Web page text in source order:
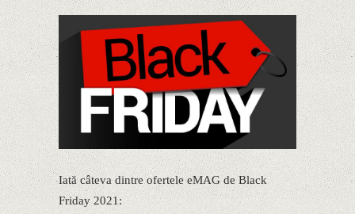
Iată câteva dintre ofertele eMAG de Black
Friday 2021: